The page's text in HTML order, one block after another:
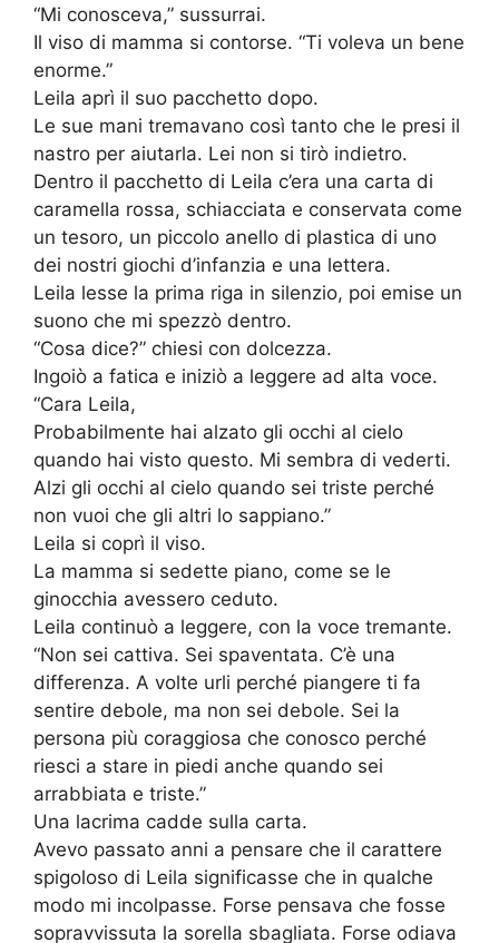
“Mi conosceva,” sussurrai.
Il viso di mamma si contorse. “Ti voleva un bene
enorme.”
Leila aprì il suo pacchetto dopo.
Le sue mani tremavano così tanto che le presi il
nastro per aiutarla. Lei non si tirò indietro.
Dentro il pacchetto di Leila c’era una carta di
caramella rossa, schiacciata e conservata come
un tesoro, un piccolo anello di plastica di uno
dei nostri giochi d’infanzia e una lettera.
Leila lesse la prima riga in silenzio, poi emise un
suono che mi spezzò dentro.
“Cosa dice?” chiesi con dolcezza.
Ingoiò a fatica e iniziò a leggere ad alta voce.
“Cara Leila,
Probabilmente hai alzato gli occhi al cielo
quando hai visto questo. Mi sembra di vederti.
Alzi gli occhi al cielo quando sei triste perché
non vuoi che gli altri lo sappiano.”
Leila si coprì il viso.
La mamma si sedette piano, come se le
ginocchia avessero ceduto.
Leila continuò a leggere, con la voce tremante.
“Non sei cattiva. Sei spaventata. C’è una
differenza. A volte urli perché piangere ti fa
sentire debole, ma non sei debole. Sei la
persona più coraggiosa che conosco perché
riesci a stare in piedi anche quando sei
arrabbiata e triste.”
Una lacrima cadde sulla carta.
Avevo passato anni a pensare che il carattere
spigoloso di Leila significasse che in qualche
modo mi incolpasse. Forse pensava che fosse
sopravvissuta la sorella sbagliata. Forse odiava